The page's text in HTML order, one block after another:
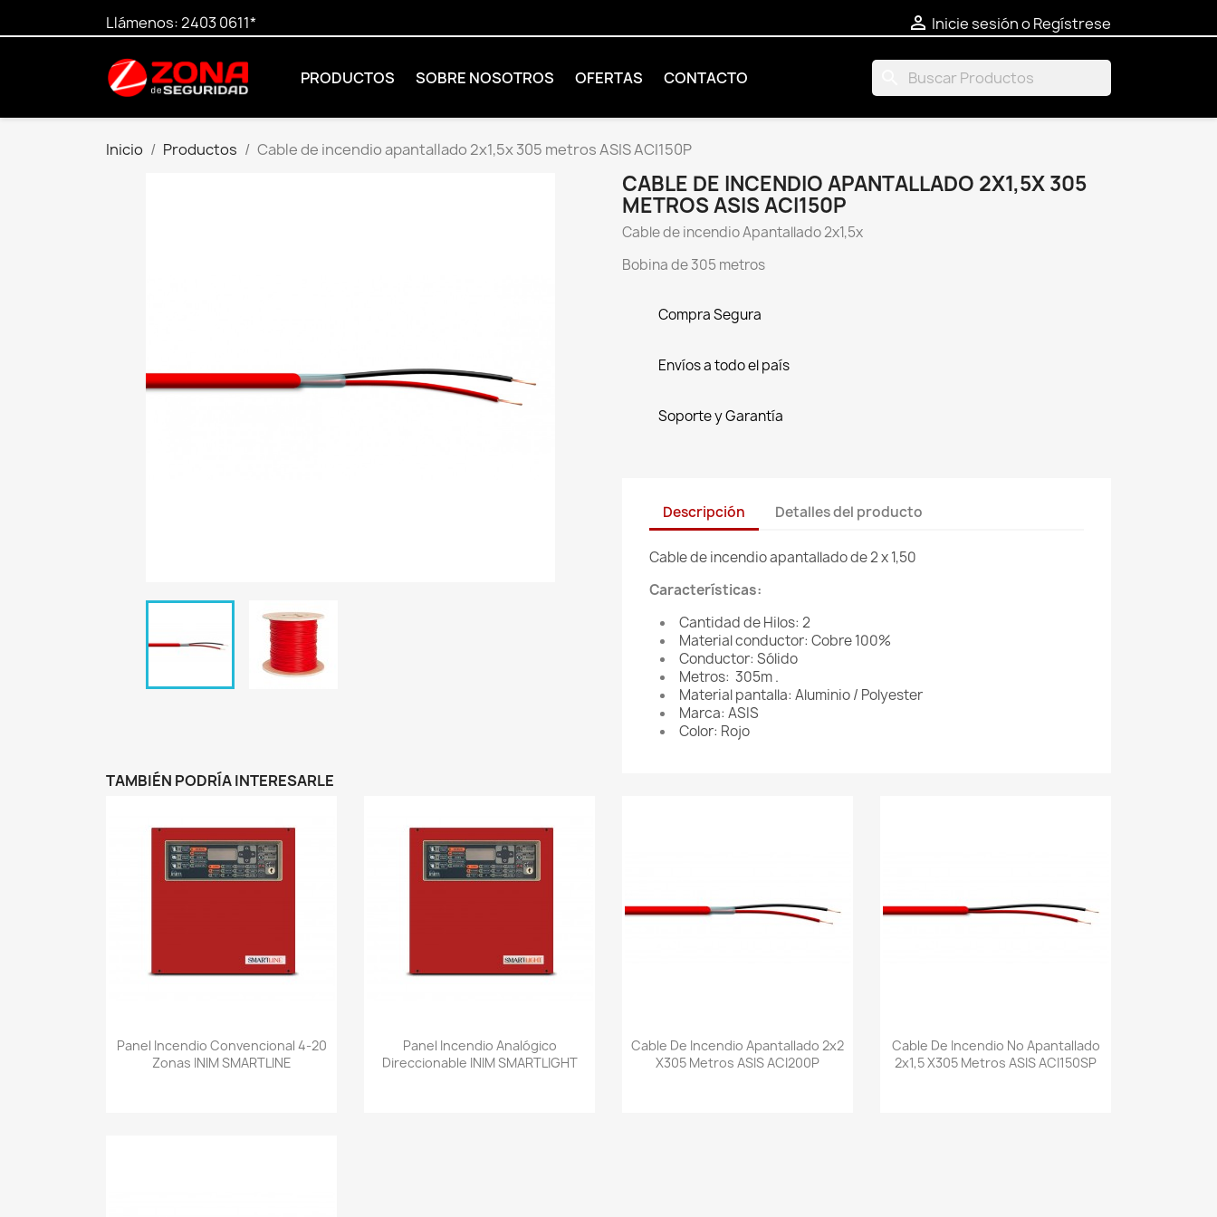
Llámenos:2403 0611*  Inicie sesión o Regístrese
PRODUCTOS SOBRE NOSOTROS OFERTAS CONTACTO
Inicio Productos Cable de incendio apantallado 2x1,5x 305 metros ASIS ACI150P
CABLE DE INCENDIO APANTALLADO 2X1,5X 305
METROS ASIS ACI150P
Cable de incendio Apantallado 2x1,5x
Bobina de 305 metros
Compra Segura
Envíos a todo el país
Soporte y Garantía
Descripción Detalles del producto
Cable de incendio apantallado de 2 x 1,50
Características:
Cantidad de Hilos: 2
Material conductor: Cobre 100%
Conductor: Sólido
Metros: 305m .
Material pantalla: Aluminio / Polyester
Marca: ASIS
Color: Rojo
TAMBIÉN PODRÍA INTERESARLE
Vista rápida
Panel Incendio Convencional 4-20
Zonas INIM SMARTLINE
Vista rápida
Panel Incendio Analógico
Direccionable INIM SMARTLIGHT
Vista rápida
Cable De Incendio Apantallado 2x2
X305 Metros ASIS ACI200P
Vista rápida
Cable De Incendio No Apantallado
2x1,5 X305 Metros ASIS ACI150SP